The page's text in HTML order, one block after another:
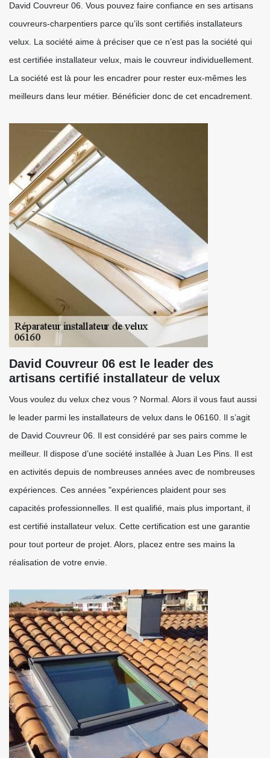
David Couvreur 06. Vous pouvez faire confiance en ses artisans
couvreurs-charpentiers parce qu’ils sont certifiés installateurs
velux. La société aime à préciser que ce n’est pas la société qui
est certifiée installateur velux, mais le couvreur individuellement.
La société est là pour les encadrer pour rester eux-mêmes les
meilleurs dans leur métier. Bénéficier donc de cet encadrement.
David Couvreur 06 est le leader des
artisans certifié installateur de velux
Vous voulez du velux chez vous ? Normal. Alors il vous faut aussi
le leader parmi les installateurs de velux dans le 06160. Il s’agit
de David Couvreur 06. Il est considéré par ses pairs comme le
meilleur. Il dispose d’une société installée à Juan Les Pins. Il est
en activités depuis de nombreuses années avec de nombreuses
expériences. Ces années "expériences plaident pour ses
capacités professionnelles. Il est qualifié, mais plus important, il
est certifié installateur velux. Cette certification est une garantie
pour tout porteur de projet. Alors, placez entre ses mains la
réalisation de votre envie.